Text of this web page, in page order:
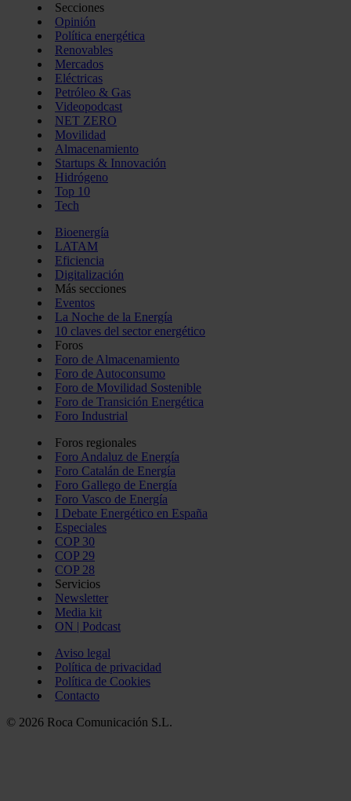
Secciones
Opinión
Política energética
Renovables
Mercados
Eléctricas
Petróleo & Gas
Videopodcast
NET ZERO
Movilidad
Almacenamiento
Startups & Innovación
Hidrógeno
Top 10
Tech
Bioenergía
LATAM
Eficiencia
Digitalización
Más secciones
Eventos
La Noche de la Energía
10 claves del sector energético
Foros
Foro de Almacenamiento
Foro de Autoconsumo
Foro de Movilidad Sostenible
Foro de Transición Energética
Foro Industrial
Foros regionales
Foro Andaluz de Energía
Foro Catalán de Energía
Foro Gallego de Energía
Foro Vasco de Energía
I Debate Energético en España
Especiales
COP 30
COP 29
COP 28
Servicios
Newsletter
Media kit
ON | Podcast
Aviso legal
Política de privacidad
Política de Cookies
Contacto
© 2026 Roca Comunicación S.L.